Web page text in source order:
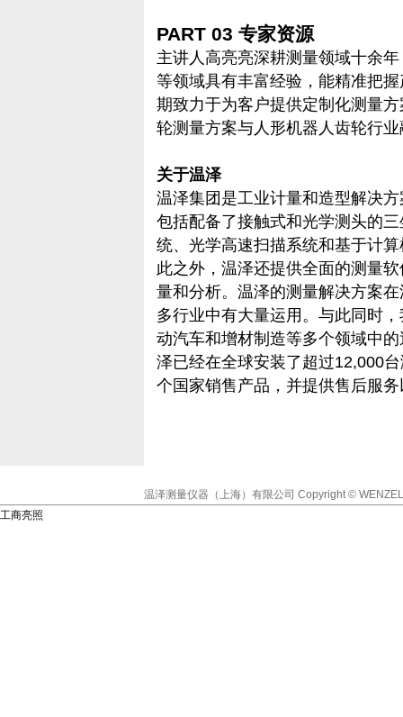
PART 03 专家资源
主讲人高亮亮深耕测量领域十余
等领域具有丰富经验，能精准把
期致力于为客户提供定制化测量
轮测量方案与人形机器人齿轮行
关于温泽
温泽集团是工业计量和造型解决
包括配备了接触式和光学测头的
统、光学高速扫描系统和基于计
此之外，温泽还提供全面的测量
量和分析。温泽的测量解决方案
多行业中有大量运用。与此同时
动汽车和增材制造等多个领域中
泽已经在全球安装了超过12,000
个国家销售产品，并提供售后服
温泽测量仪器（上海）有限公司 Copyright ©
工商亮照